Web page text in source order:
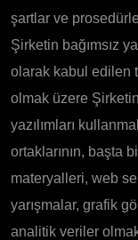
şartlar ve
Şirketin bağımsız
olarak kabul edilen
olmak üzere
yazılımları
ortaklarının, başta
materyalleri, web
yarışmalar, grafik
analitik veriler